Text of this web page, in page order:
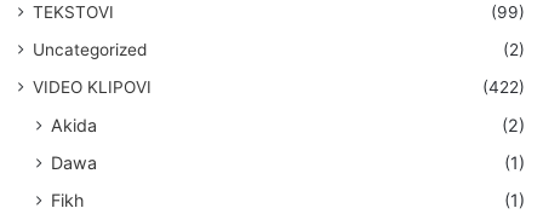
TEKSTOVI
(99)
Uncategorized
(2)
VIDEO KLIPOVI
(422)
Akida
(2)
Dawa
(1)
Fikh
(1)